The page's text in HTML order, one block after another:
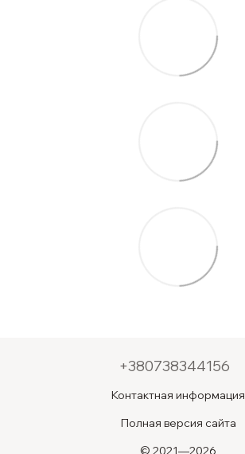
+380738344156
Контактная информация
Полная версия сайта